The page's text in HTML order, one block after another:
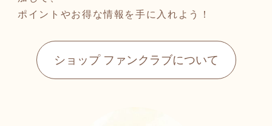
ポイントやお得な情報を手に入れよう！
ショップ ファンクラブについて